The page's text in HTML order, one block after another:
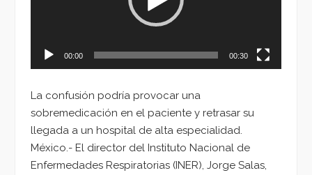
00:00 00:30
La confusión podría provocar una
sobremedicación en el paciente y retrasar su
llegada a un hospital de alta especialidad.
México.- El director del Instituto Nacional de
Enfermedades Respiratorias (INER), Jorge Salas,